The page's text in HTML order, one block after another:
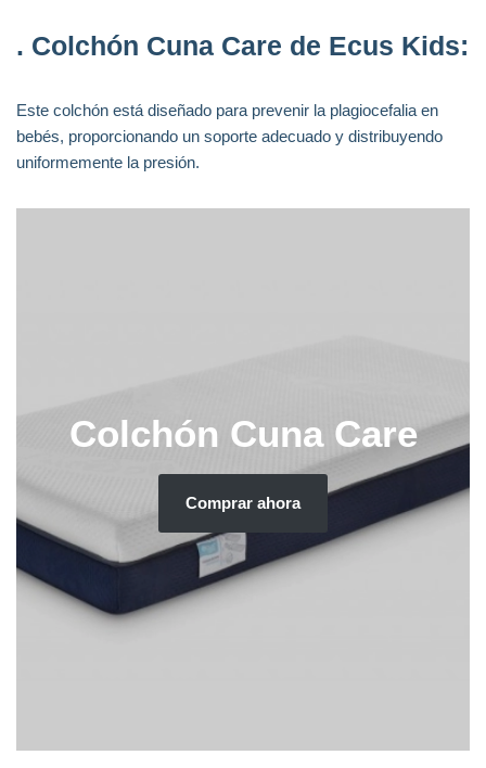
. Colchón Cuna Care de Ecus Kids:
Este colchón está diseñado para prevenir la plagiocefalia en
bebés, proporcionando un soporte adecuado y distribuyendo
uniformemente la presión.
Colchón Cuna Care
Comprar ahora